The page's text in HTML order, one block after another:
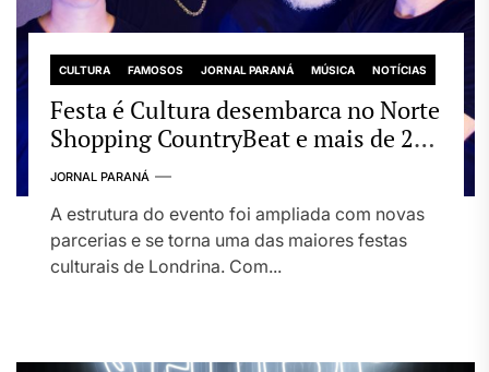
CULTURA FAMOSOS JORNAL PARANÁ MÚSICA NOTÍCIAS
Festa é Cultura desembarca no Norte
Shopping CountryBeat e mais de 20
atrações gratuitas
JORNAL PARANÁ
A estrutura do evento foi ampliada com novas
parcerias e se torna uma das maiores festas
culturais de Londrina. Com...